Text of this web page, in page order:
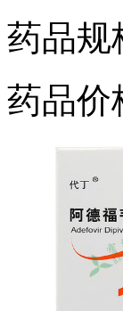
药品规
药品价